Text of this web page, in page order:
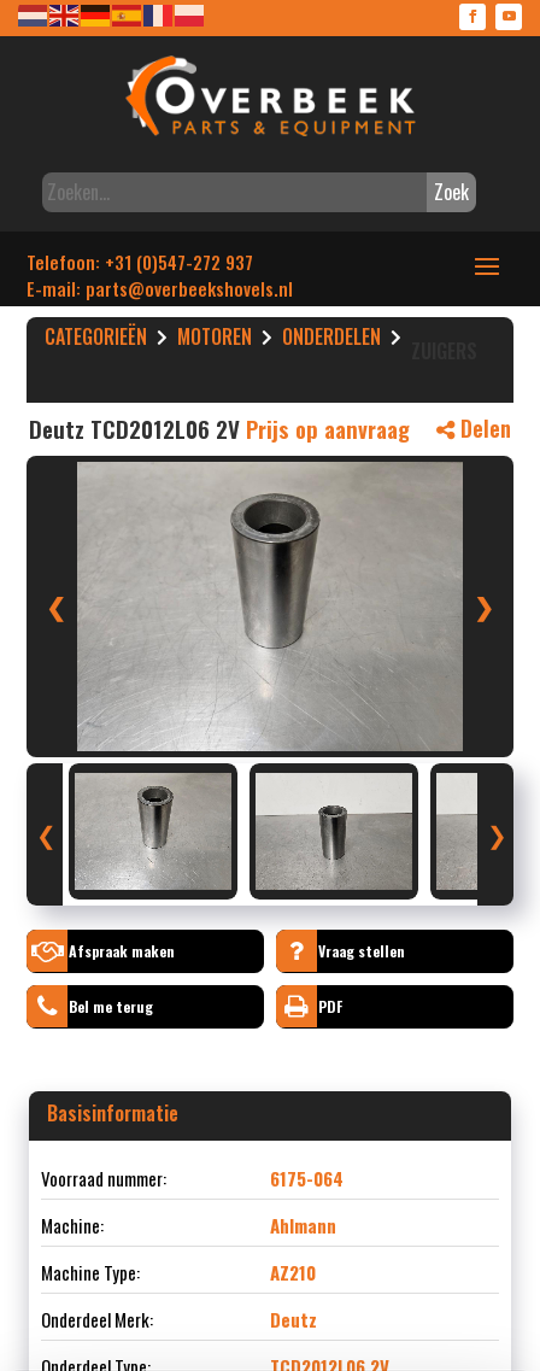
Zoek
Telefoon: +31 (0)547-272 937
E-mail: parts@overbeekshovels.nl
CATEGORIEËN MOTOREN ONDERDELEN
Deutz TCD2012L06 2V Prijs op aanvraag Delen
❮ ❯
❮ ❯
Afspraak maken Vraag stellen
Bel me terug PDF
Basisinformatie
Voorraad nummer:
6175-064
Machine:
Ahlmann
Machine Type:
AZ210
Onderdeel Merk:
Deutz
Onderdeel Type:
TCD2012L06 2V